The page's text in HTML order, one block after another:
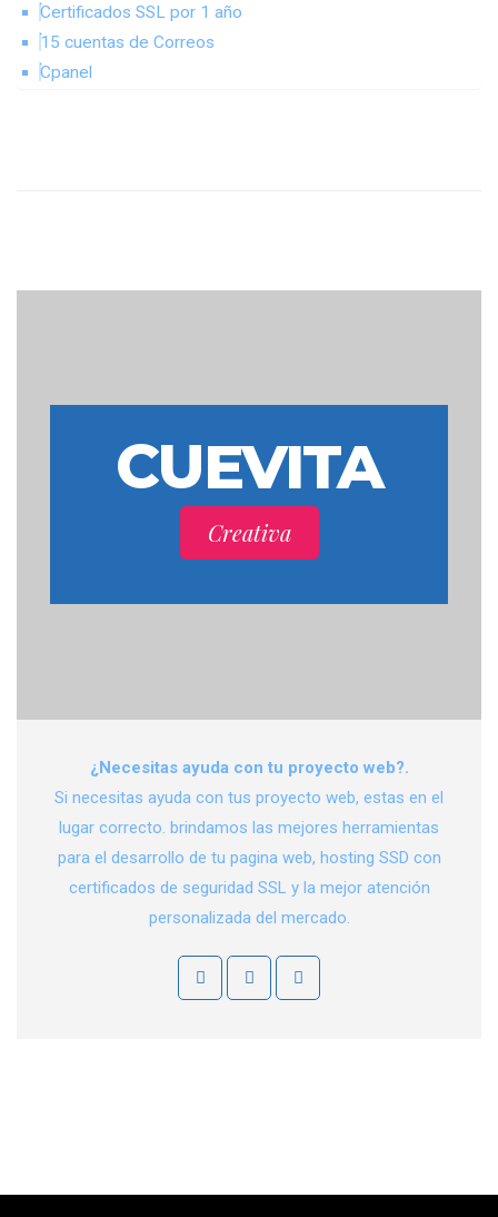
Certificados SSL por 1 año
15 cuentas de Correos
Cpanel
CUEVITA
Creativa
¿Necesitas ayuda con tu proyecto web?.
Si necesitas ayuda con tus proyecto web, estas en el
lugar correcto. brindamos las mejores herramientas
para el desarrollo de tu pagina web, hosting SSD con
certificados de seguridad SSL y la mejor atención
personalizada del mercado.